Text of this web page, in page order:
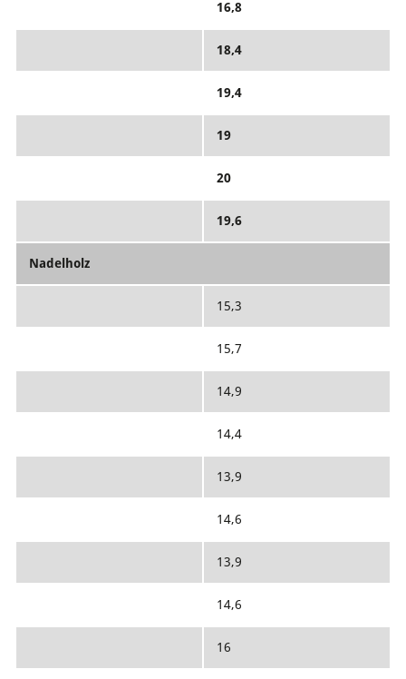
16,8
18,4
19,4
19
20
19,6
Nadelholz
15,3
15,7
14,9
14,4
13,9
14,6
13,9
14,6
16